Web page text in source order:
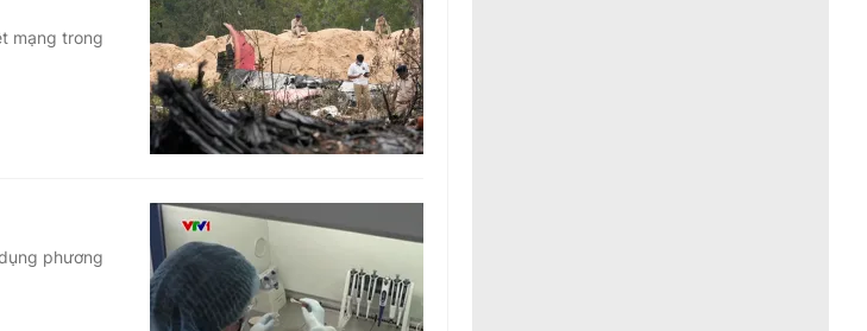
Video
Shorts video
Podcast
EMagazine
Photo
Infographic
Góc ảnh
mạng trong
phương